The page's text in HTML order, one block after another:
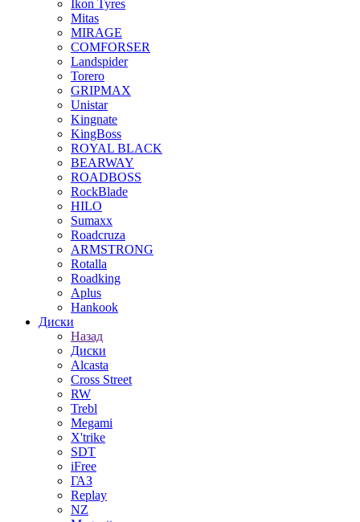
Ikon Tyres
Mitas
MIRAGE
COMFORSER
Landspider
Torero
GRIPMAX
Unistar
Kingnate
KingBoss
ROYAL BLACK
BEARWAY
ROADBOSS
RockBlade
HILO
Sumaxx
Roadcruza
ARMSTRONG
Rotalla
Roadking
Aplus
Hankook
Диски
Назад
Диски
Alcasta
Cross Street
RW
Trebl
Megami
X'trike
SDT
iFree
ГАЗ
Replay
NZ